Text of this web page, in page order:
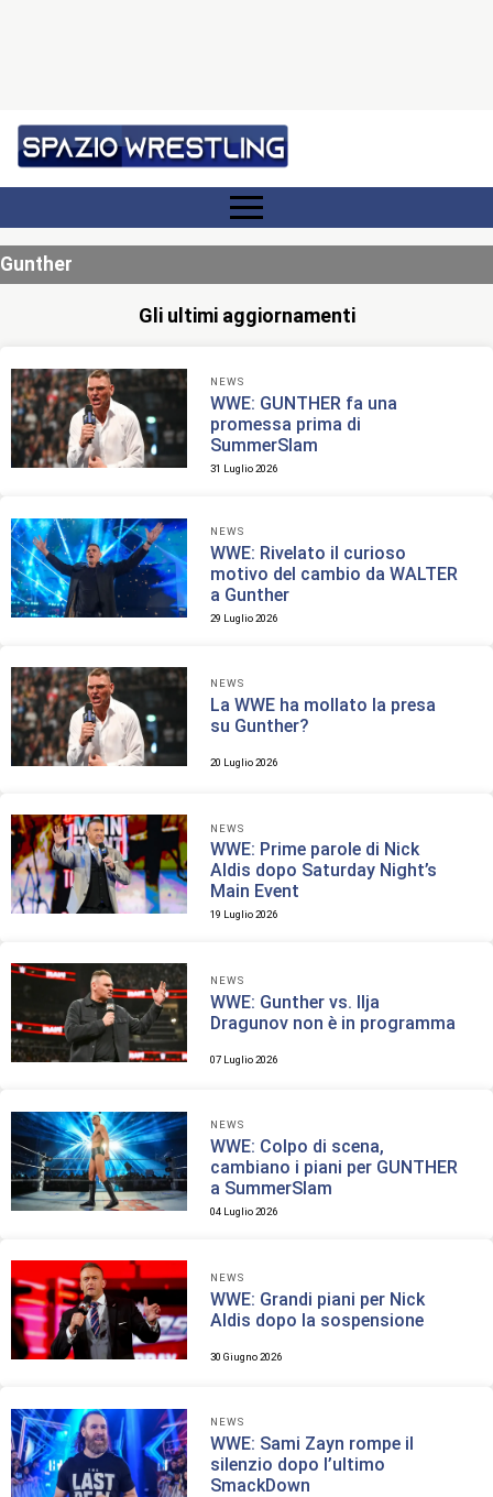
Gunther
Gli ultimi aggiornamenti
NEWS
WWE: GUNTHER fa una
promessa prima di
SummerSlam
31 Luglio 2026
NEWS
WWE: Rivelato il curioso
motivo del cambio da WALTER
a Gunther
29 Luglio 2026
NEWS
La WWE ha mollato la presa
su Gunther?
20 Luglio 2026
NEWS
WWE: Prime parole di Nick
Aldis dopo Saturday Night’s
Main Event
19 Luglio 2026
NEWS
WWE: Gunther vs. Ilja
Dragunov non è in programma
07 Luglio 2026
NEWS
WWE: Colpo di scena,
cambiano i piani per GUNTHER
a SummerSlam
04 Luglio 2026
NEWS
WWE: Grandi piani per Nick
Aldis dopo la sospensione
30 Giugno 2026
NEWS
WWE: Sami Zayn rompe il
silenzio dopo l’ultimo
SmackDown